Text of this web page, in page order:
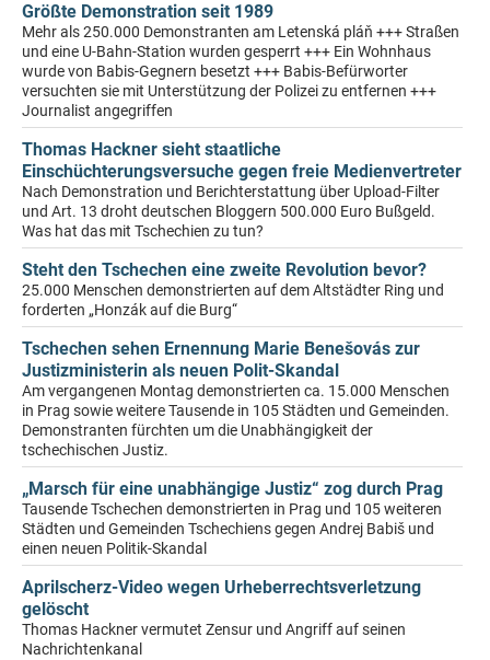
Größte Demonstration seit 1989
Mehr als 250.000 Demonstranten am Letenská pláň +++ Straßen
und eine U-Bahn-Station wurden gesperrt +++ Ein Wohnhaus
wurde von Babis-Gegnern besetzt +++ Babis-Befürworter
versuchten sie mit Unterstützung der Polizei zu entfernen +++
Journalist angegriffen
Thomas Hackner sieht staatliche
Einschüchterungsversuche gegen freie Medienvertreter
Nach Demonstration und Berichterstattung über Upload-Filter
und Art. 13 droht deutschen Bloggern 500.000 Euro Bußgeld.
Was hat das mit Tschechien zu tun?
Steht den Tschechen eine zweite Revolution bevor?
25.000 Menschen demonstrierten auf dem Altstädter Ring und
forderten „Honzák auf die Burg“
Tschechen sehen Ernennung Marie Benešovás zur
Justizministerin als neuen Polit-Skandal
Am vergangenen Montag demonstrierten ca. 15.000 Menschen
in Prag sowie weitere Tausende in 105 Städten und Gemeinden.
Demonstranten fürchten um die Unabhängigkeit der
tschechischen Justiz.
„Marsch für eine unabhängige Justiz“ zog durch Prag
Tausende Tschechen demonstrierten in Prag und 105 weiteren
Städten und Gemeinden Tschechiens gegen Andrej Babiš und
einen neuen Politik-Skandal
Aprilscherz-Video wegen Urheberrechtsverletzung
gelöscht
Thomas Hackner vermutet Zensur und Angriff auf seinen
Nachrichtenkanal